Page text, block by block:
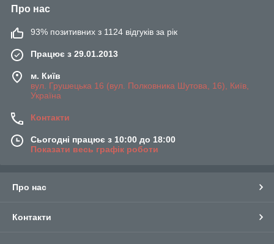
Про нас
93% позитивних з 1124 відгуків за рік
Працює з 29.01.2013
м. Київ
вул. Грушецька 16 (вул. Полковника Шутова, 16), Київ,
Україна
Контакти
Сьогодні працює з 10:00 до 18:00
Показати весь графік роботи
Про нас
Контакти